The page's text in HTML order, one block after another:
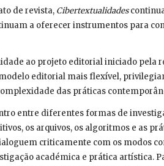
de revista, Cibertextualidades
a oferecer instrumentos para
ao projeto editorial iniciado pela
editorial mais flexível,
das práticas
entre diferentes formas de
os arquivos, os algoritmos e as
criticamente com os modos
académica e prática artística.